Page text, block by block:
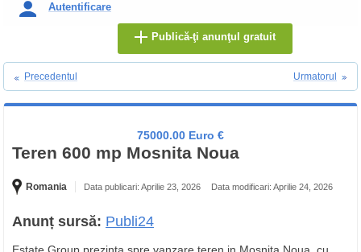
Autentificare
Publică-ţi anunţul gratuit
Precedentul Urmatorul
75000.00 Euro €
Teren 600 mp Mosnita Noua
Romania Data publicari: Aprilie 23, 2026 Data modificari: Aprilie 24, 2026
Anunț sursă: Publi24